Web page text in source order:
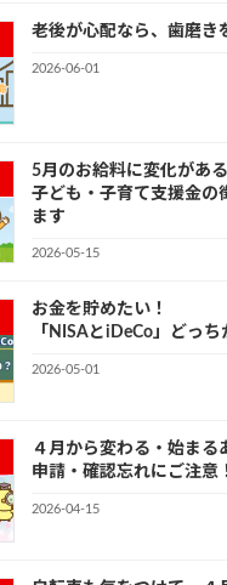
老後が心配なら、歯磨き
2026-06-01
5月のお給料に変化があ
子ども・子育て支援金の
ます
2026-05-15
お金を貯めたい！
「NISAとiDeCo」どっち
2026-05-01
４月から変わる・始まる
申請・確認忘れにご注意
2026-04-15